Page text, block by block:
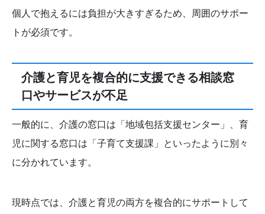
個人で抱えるには負担が大きすぎるため、周囲のサポー
トが必須です。
介護と育児を複合的に支援できる相談窓
口やサービスが不足
一般的に、介護の窓口は「地域包括支援センター」、育
児に関する窓口は「子育て支援課」といったように別々
に分かれています。
現時点では、介護と育児の両方を複合的にサポートして